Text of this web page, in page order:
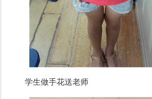
学生做手花送老师